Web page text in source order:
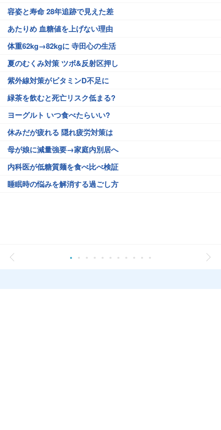
容姿と寿命 28年追跡で見えた差
あたりめ 血糖値を上げない理由
体重62kg→82kgに 寺田心の生活
夏のむくみ対策 ツボ&反射区押し
紫外線対策がビタミンD不足に
緑茶を飲むと死亡リスク低まる?
ヨーグルト いつ食べたらいい?
休みだが疲れる 隠れ疲労対策は
母が娘に減量強要→家庭内別居へ
内科医が低糖質麺を食べ比べ検証
睡眠時の悩みを解消する過ごし方